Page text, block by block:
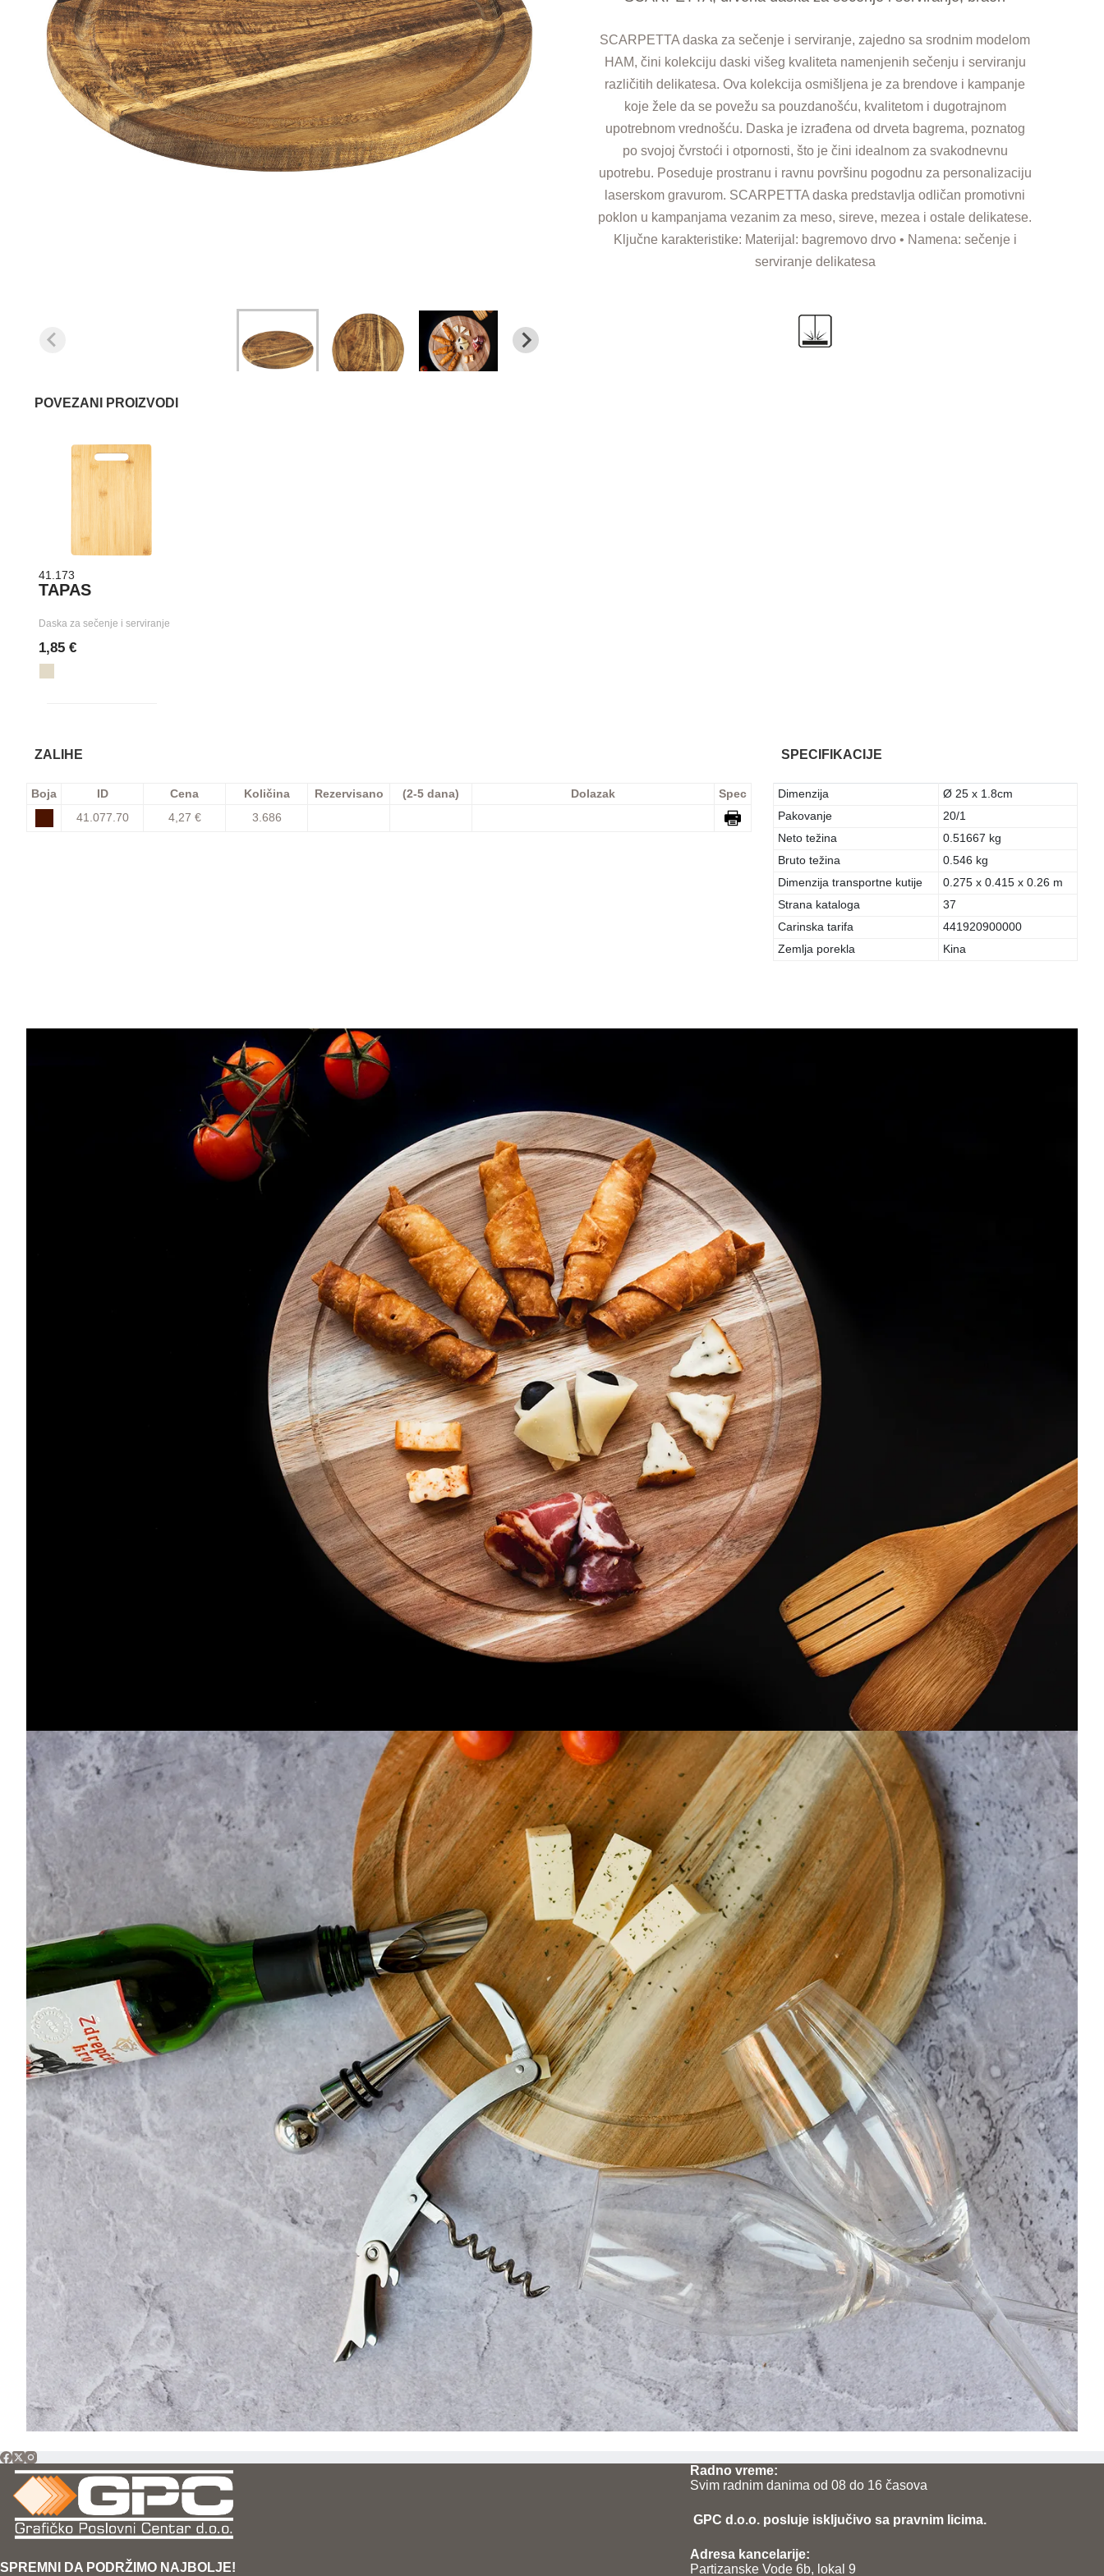
SCARPETTA daska za sečenje i serviranje, zajedno sa srodnim modelom
HAM, čini kolekciju daski višeg kvaliteta namenjenih sečenju i serviranju
različitih delikatesa. Ova kolekcija osmišljena je za brendove i kampanje
koje žele da se povežu sa pouzdanošću, kvalitetom i dugotrajnom
upotrebnom vrednošću. Daska je izrađena od drveta bagrema, poznatog
po svojoj čvrstoći i otpornosti, što je čini idealnom za svakodnevnu
upotrebu. Poseduje prostranu i ravnu površinu pogodnu za personalizaciju
laserskom gravurom. SCARPETTA daska predstavlja odličan promotivni
poklon u kampanjama vezanim za meso, sireve, mezea i ostale delikatese.
Ključne karakteristike: Materijal: bagremovo drvo • Namena: sečenje i
serviranje delikatesa
POVEZANI PROIZVODI
41.173
TAPAS
Daska za sečenje i serviranje
1,85 €
ZALIHE
Boja ID Cena Količina Rezervisano (2-5 dana) Dolazak
Spec
41.077.70
4,27 € 3.686
SPECIFIKACIJE
Dimenzija
Ø 25 x 1.8cm
Pakovanje
20/1
Neto težina
0.51667 kg
Bruto težina
0.546 kg
Dimenzija transportne kutije
0.275 x 0.415 x 0.26 m
Strana kataloga
37
Carinska tarifa
441920900000
Zemlja porekla
Kina
SPREMNI DA PODRŽIMO NAJBOLJE!
Radno vreme:
Svim radnim danima od 08 do 16 časova
GPC d.o.o. posluje isključivo sa pravnim licima.
Adresa kancelarije:
Partizanske Vode 6b, lokal 9